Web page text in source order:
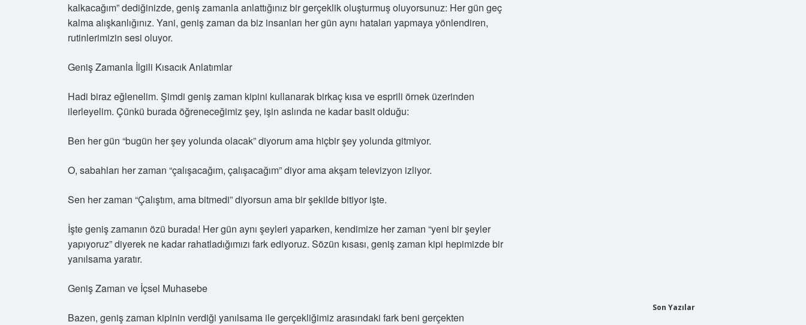
kalkacağım” dediğinizde, geniş zamanla anlattığınız bir gerçeklik oluşturmuş oluyorsunuz: Her gün geç
kalma alışkanlığınız. Yani, geniş zaman da biz insanları her gün aynı hataları yapmaya yönlendiren,
rutinlerimizin sesi oluyor.
Geniş Zamanla İlgili Kısacık Anlatımlar
Hadi biraz eğlenelim. Şimdi geniş zaman kipini kullanarak birkaç kısa ve esprili örnek üzerinden
ilerleyelim. Çünkü burada öğreneceğimiz şey, işin aslında ne kadar basit olduğu:
Ben her gün “bugün her şey yolunda olacak” diyorum ama hiçbir şey yolunda gitmiyor.
O, sabahları her zaman “çalışacağım, çalışacağım” diyor ama akşam televizyon izliyor.
Sen her zaman “Çalıştım, ama bitmedi” diyorsun ama bir şekilde bitiyor işte.
İşte geniş zamanın özü burada! Her gün aynı şeyleri yaparken, kendimize her zaman “yeni bir şeyler
yapıyoruz” diyerek ne kadar rahatladığımızı fark ediyoruz. Sözün kısası, geniş zaman kipi hepimizde bir
yanılsama yaratır.
Geniş Zaman ve İçsel Muhasebe
Bazen, geniş zaman kipinin verdiği yanılsama ile gerçekliğimiz arasındaki fark beni gerçekten
Son Yazılar